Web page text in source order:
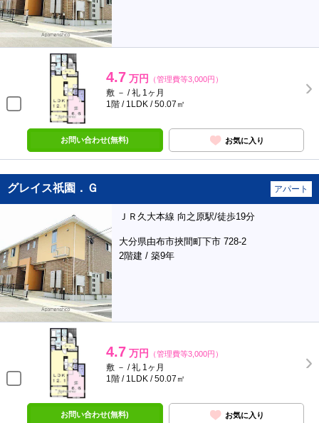
4.7 万円 （管理費等3,000円）
敷 － / 礼 1ヶ月
1階 / 1LDK / 50.07㎡
お問い合わせ(無料) お気に入り
グレイス祇園．Ｇ アパート
ＪＲ久大本線 向之原駅/徒歩19分
大分県由布市挾間町下市 728-2
2階建 / 築9年
4.7 万円 （管理費等3,000円）
敷 － / 礼 1ヶ月
1階 / 1LDK / 50.07㎡
お問い合わせ(無料) お気に入り